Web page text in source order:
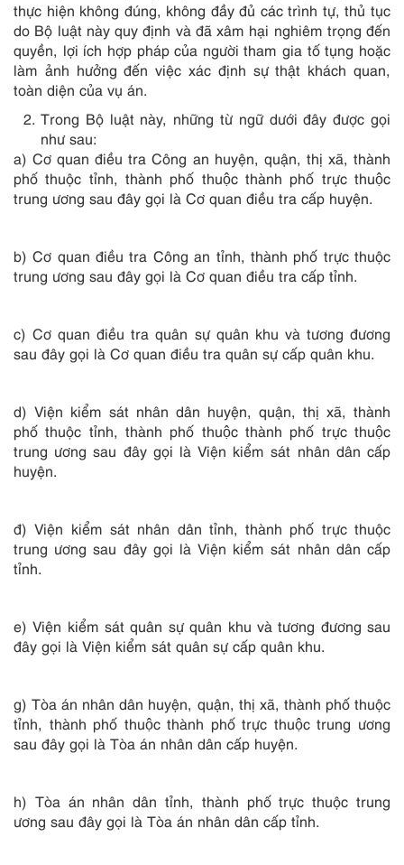
thực hiện không đúng, không đầy đủ các trình tự, thủ tục
do Bộ luật này quy định và đã xâm hại nghiêm trọng đến
quyền, lợi ích hợp pháp của người tham gia tố tụng hoặc
làm ảnh hưởng đến việc xác định sự thật khách quan,
toàn diện của vụ án.
Trong Bộ luật này, những từ ngữ dưới đây được gọi
như sau:
a) Cơ quan điều tra Công an huyện, quận, thị xã, thành
phố thuộc tỉnh, thành phố thuộc thành phố trực thuộc
trung ương sau đây gọi là Cơ quan điều tra cấp huyện.
b) Cơ quan điều tra Công an tỉnh, thành phố trực thuộc
trung ương sau đây gọi là Cơ quan điều tra cấp tỉnh.
c) Cơ quan điều tra quân sự quân khu và tương đương
sau đây gọi là Cơ quan điều tra quân sự cấp quân khu.
d) Viện kiểm sát nhân dân huyện, quận, thị xã, thành
phố thuộc tỉnh, thành phố thuộc thành phố trực thuộc
trung ương sau đây gọi là Viện kiểm sát nhân dân cấp
huyện.
đ) Viện kiểm sát nhân dân tỉnh, thành phố trực thuộc
trung ương sau đây gọi là Viện kiểm sát nhân dân cấp
tỉnh.
e) Viện kiểm sát quân sự quân khu và tương đương sau
đây gọi là Viện kiểm sát quân sự cấp quân khu.
g) Tòa án nhân dân huyện, quận, thị xã, thành phố thuộc
tỉnh, thành phố thuộc thành phố trực thuộc trung ương
sau đây gọi là Tòa án nhân dân cấp huyện.
h) Tòa án nhân dân tỉnh, thành phố trực thuộc trung
ương sau đây gọi là Tòa án nhân dân cấp tỉnh.